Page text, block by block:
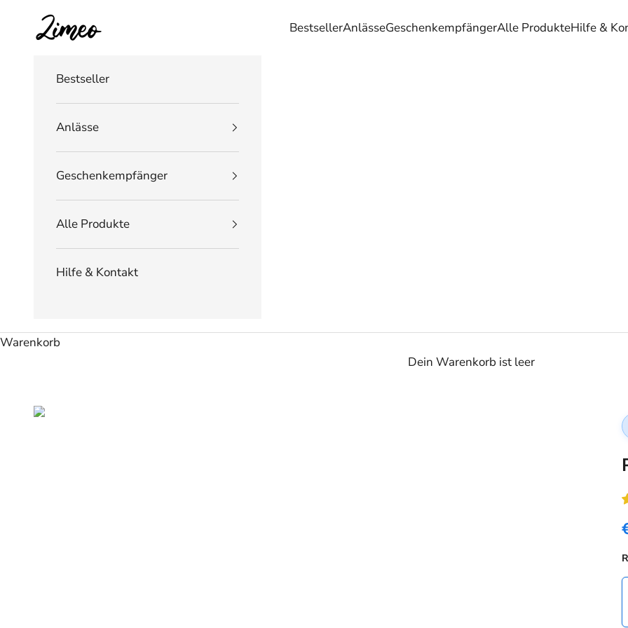
Zimeo Deutschland
BestsellerAnlässeGeschenkempfängerAlle ProdukteHilfe &
Bestseller
Anlässe
Geschenkempfänger
Alle Produkte
Hilfe & Kontakt
Warenkorb
Dein Warenkorb ist leer